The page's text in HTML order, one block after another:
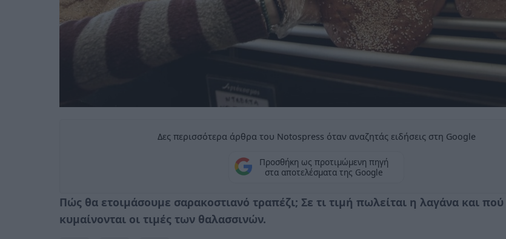
Δες περισσότερα άρθρα του Notospress όταν αναζητάς ειδήσεις στη Google
Προσθήκη ως προτιμώμενη πηγή
στα αποτελέσματα της Google
Πώς θα ετοιμάσουμε σαρακοστιανό τραπέζι; Σε τι τιμή πωλείται η λαγάνα και πού
κυμαίνονται οι τιμές των θαλασσινών.